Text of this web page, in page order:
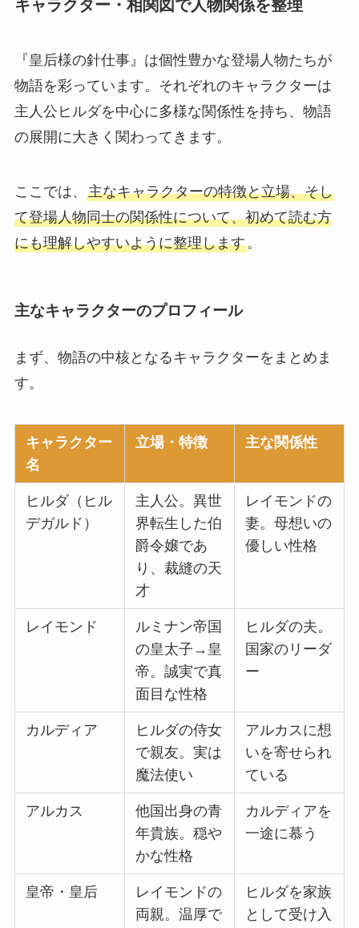
キャラクター・相関図で人物関係を整理
『皇后様の針仕事』は個性豊かな登場人物たちが
物語を彩っています。それぞれのキャラクターは
主人公ヒルダを中心に多様な関係性を持ち、物語
の展開に大きく関わってきます。
ここでは、 主なキャラクターの特徴と立場、そし
て登場人物同士の関係性について、初めて読む方
にも理解しやすいように整理します。
主なキャラクターのプロフィール
まず、物語の中核となるキャラクターをまとめま
す。
キャラクター
名
立場・特徴 主な関係性
ヒルダ（ヒル
デガルド）
主人公。異世
界転生した伯
爵令嬢であ
り、裁縫の天
才
レイモンドの
妻。母想いの
優しい性格
レイモンド
ルミナン帝国
の皇太子→皇
帝。誠実で真
面目な性格
ヒルダの夫。
国家のリーダ
ー
カルディア
ヒルダの侍女
で親友。実は
魔法使い
アルカスに想
いを寄せられ
ている
アルカス
他国出身の青
年貴族。穏や
かな性格
カルディアを
一途に慕う
皇帝・皇后
レイモンドの
両親。温厚で
ヒルダを家族
として受け入